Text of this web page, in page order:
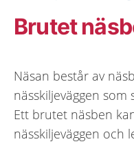
Brutet
Näsan består av
nässkiljeväggen
Ett brutet näsben
nässkiljeväggen och